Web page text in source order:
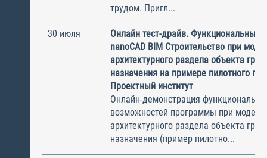
трудом. Пригл...
30 июля
Онлайн тест-драйв. Функциональные
nanoCAD BIM Строительство при
архитектурного раздела объекта
назначения на примере пилотного
Проектный институт
Онлайн-демонстрация
возможностей программы при
архитектурного раздела объекта
назначения (пример пилотно...